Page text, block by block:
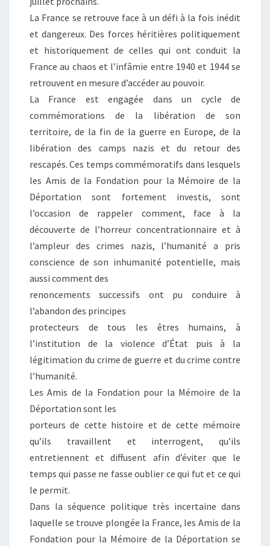
La France se retrouve face à un défi à la fois inédit
et dangereux. Des forces héritières politiquement
et historiquement de celles qui ont conduit la
France au chaos et l’infâmie entre 1940 et 1944 se
retrouvent en mesure d’accéder au pouvoir.
La France est engagée dans un cycle de
commémorations de la libération de son
territoire, de la fin de la guerre en Europe, de la
libération des camps nazis et du retour des
rescapés. Ces temps commémoratifs dans lesquels
les Amis de la Fondation pour la Mémoire de la
Déportation sont fortement investis, sont
l’occasion de rappeler comment, face à la
découverte de l’horreur concentrationnaire et à
l’ampleur des crimes nazis, l’humanité a pris
conscience de son inhumanité potentielle, mais
aussi comment des
renoncements successifs ont pu conduire à
l’abandon des principes
protecteurs de tous les êtres humains, à
l’institution de la violence d’État puis à la
légitimation du crime de guerre et du crime contre
l’humanité.
Les Amis de la Fondation pour la Mémoire de la
Déportation sont les
porteurs de cette histoire et de cette mémoire
qu’ils travaillent et interrogent, qu’ils
entretiennent et diffusent afin d’éviter que le
temps qui passe ne fasse oublier ce qui fut et ce qui
le permit.
Dans la séquence politique très incertaine dans
laquelle se trouve plongée la France, les Amis de la
Fondation pour la Mémoire de la Déportation se